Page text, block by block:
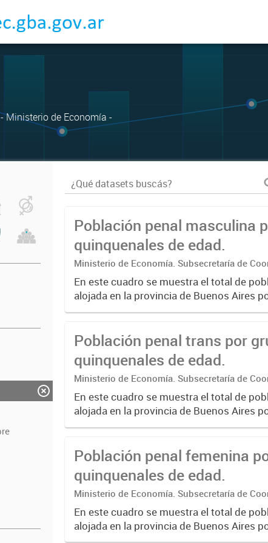
Ministerio de Economía -
Población penal masculina
quinquenales de edad.
Ministerio de Economía. Subsecretaría de
Estadística. Dirección Provincial de Estadística.
En este cuadro se muestra el total de
alojada en la provincia de Buenos Aires
de edad.
Población penal trans por
quinquenales de edad.
Ministerio de Economía. Subsecretaría de
Estadística. Dirección Provincial de Estadística.
En este cuadro se muestra el total de
alojada en la provincia de Buenos Aires
de edad.
Población penal femenina
quinquenales de edad.
Ministerio de Economía. Subsecretaría de
Estadística. Dirección Provincial de Estadística.
En este cuadro se muestra el total de
alojada en la provincia de Buenos Aires
de edad.